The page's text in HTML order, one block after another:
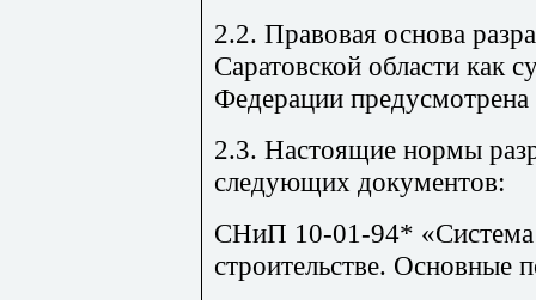
2.2. Правовая основа
Саратовской области как
Федерации
2.3. Настоящие нормы
следующих документов:
СНиП 10-01-94* «Система
строительстве. Основные